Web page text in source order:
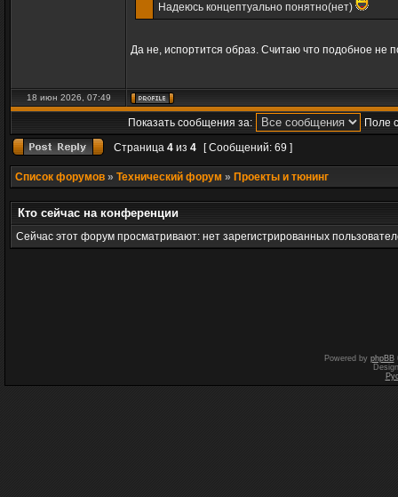
Надеюсь концептуально понятно(нет)
Да не, испортится образ. Считаю что подобное не
18 июн 2026, 07:49
Показать сообщения за:
Поле
Страница 4 из 4 [ Сообщений: 69 ]
Список форумов » Технический форум » Проекты и тюнинг
Кто сейчас на конференции
Сейчас этот форум просматривают: нет зарегистрированных
Powered by phpBB